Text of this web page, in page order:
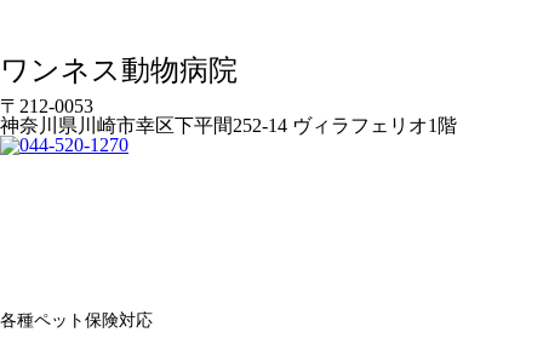
ワンネス動物病院
〒212-0053
神奈川県川崎市幸区下平間252-14 ヴィラフェリオ1階
各種ペット保険対応